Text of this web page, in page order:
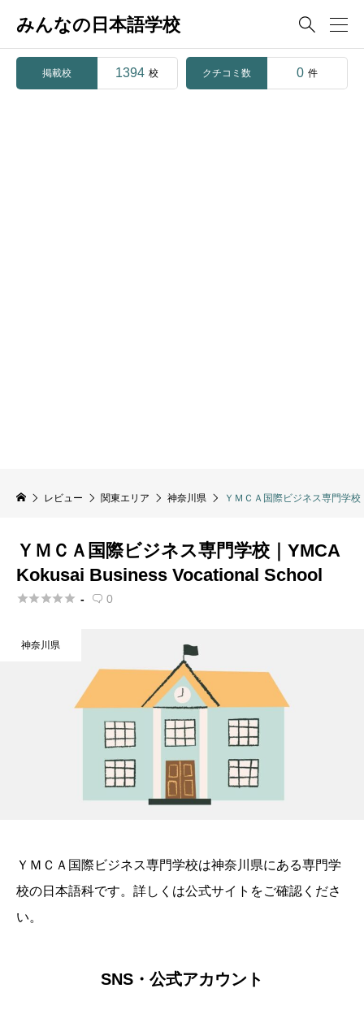
みんなの日本語学校 
掲載校 1394 校 クチコミ数 0 件
レビュー 関東エリア 神奈川県 ＹＭＣＡ国際ビジネス専門学
ＹＭＣＡ国際ビジネス専門学校｜YMCA
Kokusai Business Vocational School
 -  0
神奈川県
ＹＭＣＡ国際ビジネス専門学校は神奈川県にある専門学
校の日本語科です。詳しくは公式サイトをご確認くださ
い。
SNS・公式アカウント